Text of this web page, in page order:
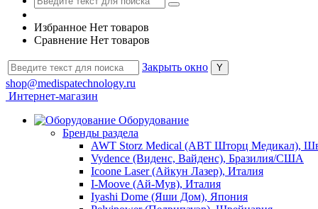
Избранное Нет товаров
Сравнение Нет товаров
Закрыть окно
shop@medispatechnology.ru
Интернет-магазин
Оборудование
Бренды раздела
AWT Storz Medical (АВТ Шторц Медикал),
Vydence (Виденс, Вайденс), Бразилия/США
Icoone Laser (Айкун Лазер), Италия
I-Moove (Ай-Мув), Италия
Iyashi Dome (Яши Дом), Япония